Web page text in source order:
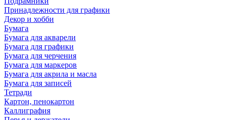
Принадлежности для графики
Декор и хобби
Бумага
Бумага для акварели
Бумага для графики
Бумага для черчения
Бумага для маркеров
Бумага для акрила и масла
Бумага для записей
Тетради
Картон, пенокартон
Каллиграфия